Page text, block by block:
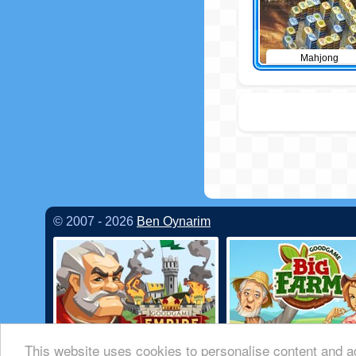
This website uses cookies to personalise content and
Mahjong
© 2007 - 2026 Ben Oynarim